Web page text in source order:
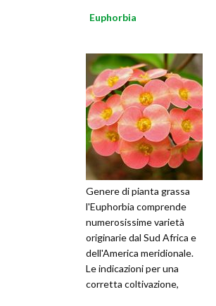
Euphorbia
Genere di pianta grassa
l'Euphorbia comprende
numerosissime varietà
originarie dal Sud Africa e
dell'America meridionale.
Le indicazioni per una
corretta coltivazione,